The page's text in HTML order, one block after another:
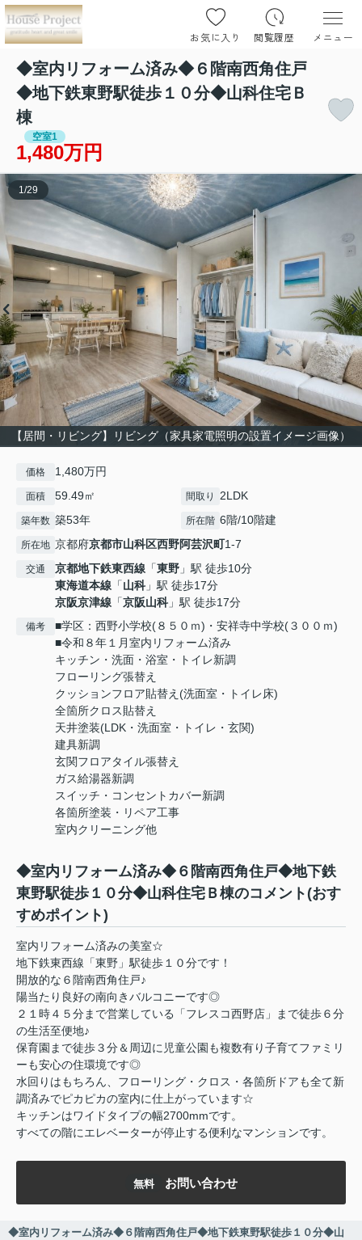
お気に入り 閲覧履歴 メニュー
◆室内リフォーム済み◆６階南西角住戸
◆地下鉄東野駅徒歩１０分◆山科住宅Ｂ
棟
空室1
1,480万円
【居間・リビング】リビング（家具家電照明の設置イメージ画像）
1 /29
価格 1,480万円
面積 59.49㎡ 間取り 2LDK
築年数 築53年 所在階 6階/10階建
所在地 京都府京都市山科区西野阿芸沢町1-7
交通 京都地下鉄東西線 「東野 」駅 徒歩10分
東海道本線 「山科 」駅 徒歩17分
京阪京津線 「京阪山科 」駅 徒歩17分
備考
■学区：西野小学校(８５０ｍ)・安祥寺中学校(３００ｍ)
■令和８年１月室内リフォーム済み
キッチン・洗面・浴室・トイレ新調
フローリング張替え
クッションフロア貼替え(洗面室・トイレ床)
全箇所クロス貼替え
天井塗装(LDK・洗面室・トイレ・玄関)
建具新調
玄関フロアタイル張替え
ガス給湯器新調
スイッチ・コンセントカバー新調
各箇所塗装・リペア工事
室内クリーニング他
◆室内リフォーム済み◆６階南西角住戸◆地下鉄
東野駅徒歩１０分◆山科住宅Ｂ棟のコメント(おす
すめポイント)
室内リフォーム済みの美室☆
地下鉄東西線「東野」駅徒歩１０分です！
開放的な６階南西角住戸♪
陽当たり良好の南向きバルコニーです◎
２１時４５分まで営業している「フレスコ西野店」まで徒歩６分
の生活至便地♪
保育園まで徒歩３分＆周辺に児童公園も複数有り子育てファミリ
ーも安心の住環境です◎
水回りはもちろん、フローリング・クロス・各箇所ドアも全て新
調済みでピカピカの室内に仕上がっています☆
キッチンはワイドタイプの幅2700mmです。
すべての階にエレベーターが停止する便利なマンションです。
無料 お問い合わせ
◆室内リフォーム済み◆６階南西角住戸◆地下鉄東野駅徒歩１０分◆山